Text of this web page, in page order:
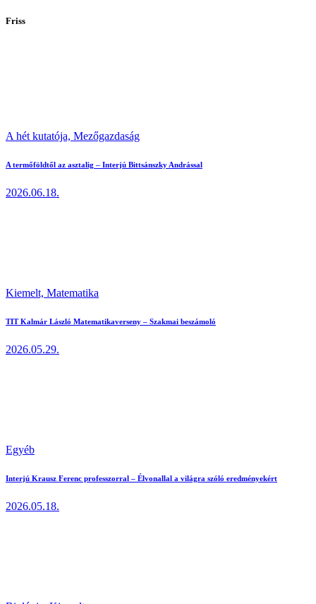
Friss
A hét kutatója, Mezőgazdaság
A termőföldtől az asztalig – Interjú Bittsánszky Andrással
2026.06.18.
Kiemelt, Matematika
TIT Kalmár László Matematikaverseny – Szakmai beszámoló
2026.05.29.
Egyéb
Interjú Krausz Ferenc professzorral – Élvonallal a világra szóló eredményekért
2026.05.18.